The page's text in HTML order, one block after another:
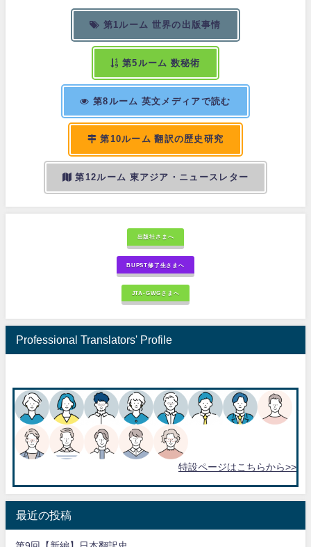
第1ルーム 世界の出版事情
第5ルーム 数秘術
第8ルーム 英文メディアで読む
第10ルーム 翻訳の歴史研究
第12ルーム 東アジア・ニュースレター
出版社さまへ
BUPST修了生さまへ
JTA-GWGさまへ
Professional Translators' Profile
特設ページはこちらから>>
最近の投稿